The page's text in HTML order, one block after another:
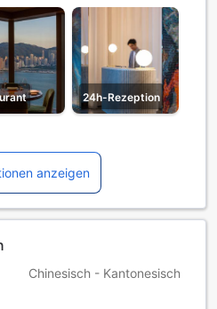
24h-Rezeption
anzeigen
Chinesisch - Kantonesisch